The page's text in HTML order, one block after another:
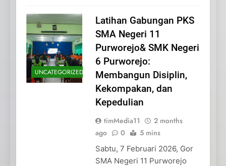
UNCATEGORIZED
Latihan Gabungan PKS
SMA Negeri 11
Purworejo& SMK Negeri
6 Purworejo:
Membangun Disiplin,
Kekompakan, dan
Kepedulian
timMedia11
2 months
ago
0 5 mins
Sabtu, 7 Februari 2026, Gor
SMA Negeri 11 Purworejo